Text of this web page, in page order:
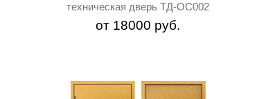
техническая дверь ТД-ОС002
от 18000 руб.